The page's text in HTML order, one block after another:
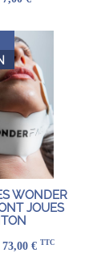
WONDER
JOUES
€ TTC